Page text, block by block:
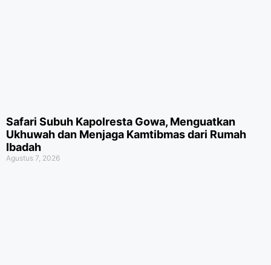
Safari Subuh Kapolresta Gowa, Menguatkan
Ukhuwah dan Menjaga Kamtibmas dari Rumah
Ibadah
Agustus 7, 2026